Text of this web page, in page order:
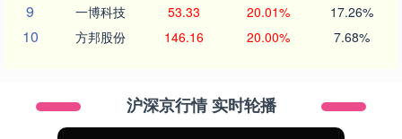
9 一博科技 53.33 20.01% 17.26%
10 方邦股份 146.16 20.00% 7.68%
沪深京行情 实时轮播